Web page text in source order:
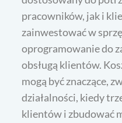
pracowników, jak i
zainwestować w
oprogramowanie do
obsługą klientów.
mogą być znaczące,
działalności, kiedy
klientów i zbudować